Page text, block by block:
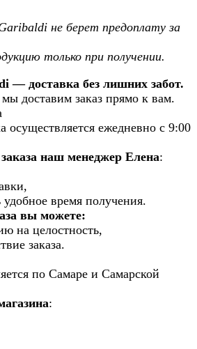
не берет предоплату за
только при получении.
— доставка без лишних забот.
доставим заказ прямо к вам.
осуществляется ежедневно с 9:00
наш менеджер Елена:
время получения.
вы можете:
на целостность,
заказа.
по Самаре и Самарской
: